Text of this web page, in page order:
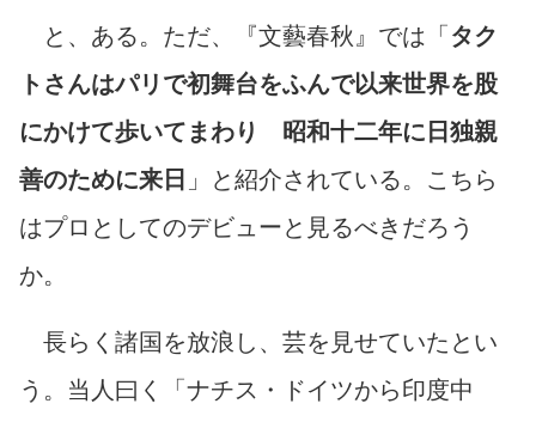
と、ある。ただ、『文藝春秋』では「 タク
トさんはパリで初舞台をふんで以来世界を股
にかけて歩いてまわり 昭和十二年に日独親
善のために来日 」と紹介されている。こちら
はプロとしてのデビューと見るべきだろう
か。
長らく諸国を放浪し、芸を見せていたとい
う。当人曰く「ナチス・ドイツから印度中